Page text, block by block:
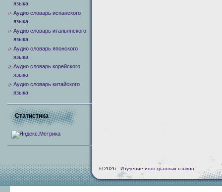
языка
Аудио словарь испанского
языка
Аудио словарь итальянского
языка
Аудио словарь японского
языка
Аудио словарь корейского
языка
Аудио словарь китайского
языка
Статистика
© 2026 - Изучение иностранных языков